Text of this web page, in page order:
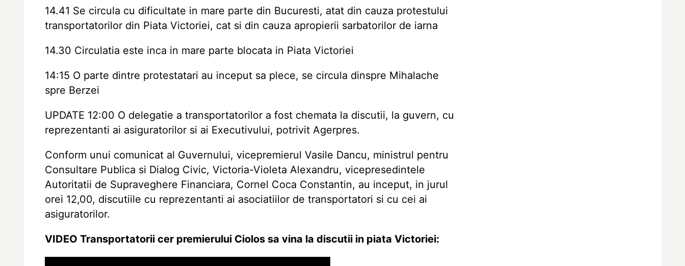
14.41 Se circula cu dificultate in mare parte din Bucuresti, atat din cauza protestului
transportatorilor din Piata Victoriei, cat si din cauza apropierii sarbatorilor de iarna
14.30 Circulatia este inca in mare parte blocata in Piata Victoriei
14:15 O parte dintre protestatari au inceput sa plece, se circula dinspre Mihalache
spre Berzei
UPDATE 12:00 O delegatie a transportatorilor a fost chemata la discutii, la guvern, cu
reprezentanti ai asiguratorilor si ai Executivului, potrivit Agerpres.
Conform unui comunicat al Guvernului, vicepremierul Vasile Dancu, ministrul pentru
Consultare Publica si Dialog Civic, Victoria-Violeta Alexandru, vicepresedintele
Autoritatii de Supraveghere Financiara, Cornel Coca Constantin, au inceput, in jurul
orei 12,00, discutiile cu reprezentanti ai asociatiilor de transportatori si cu cei ai
asiguratorilor.
VIDEO Transportatorii cer premierului Ciolos sa vina la discutii in piata Victoriei: